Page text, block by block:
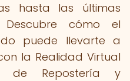
hasta las últimas
Descubre cómo el
puede llevarte a
la Realidad Virtual
de Repostería y